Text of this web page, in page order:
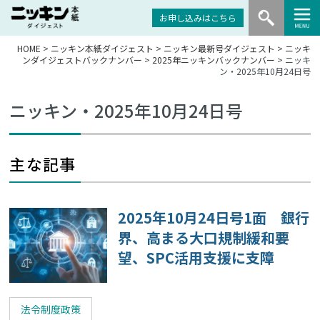
お申し込みはこちら
HOME > ニッキン本紙ダイジェスト > ニッキン最新号ダイジェスト > ニッキ
ンダイジェストバックナンバー > 2025年ニッキンバックナンバー > ニッキ
ン・2025年10月24日号
ニッキン・2025年10月24日号
主な記事
2025年10月24日号1面 銀行
界、高まる大口規制緩和要
望、SPC活用支援に支障
法令制度政策